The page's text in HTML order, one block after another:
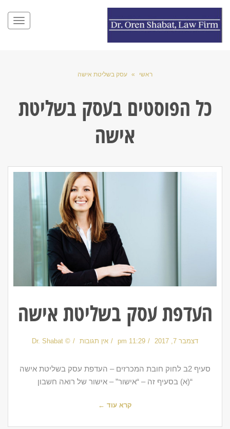
ראשי » עסק בשליטת אישה
כל הפוסטים בעסק בשליטת
אישה
העדפת עסק בשליטת אישה
דצמבר 7, 2017 11:29 pm אין תגובות © Dr. Shabat
סעיף 2ב לחוק חובת המכרזים – העדפת עסק בשליטת אישה
“(א) בסעיף זה – “אישור” – אישור של רואה חשבון
קרא עוד ←